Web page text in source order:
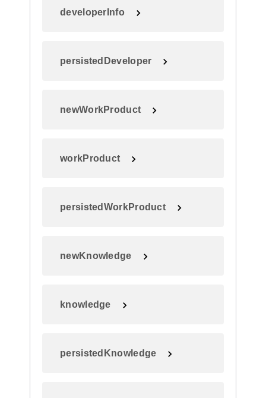
developerInfo
persistedDeveloper
newWorkProduct
workProduct
persistedWorkProduct
newKnowledge
knowledge
persistedKnowledge